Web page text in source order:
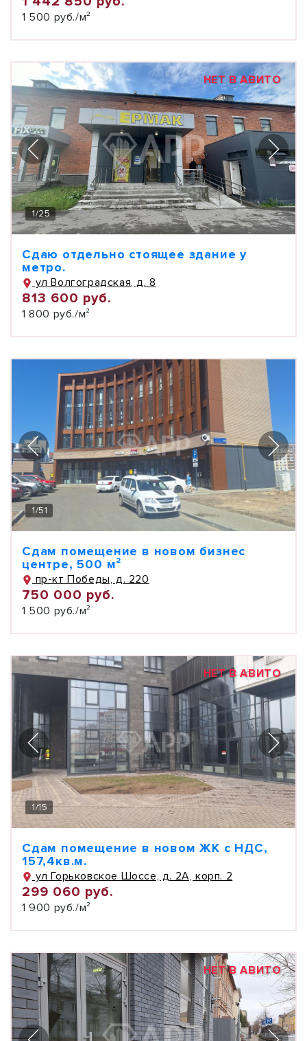
1 500 руб./м²
НЕТ В АВИТО
1/25
Cдаю отдельно стоящее здание у
метро.
ул Волгоградская, д. 8
813 600 руб.
1 800 руб./м²
1/51
Сдам помещение в новом бизнес
центре, 500 м²
пр-кт Победы, д. 220
750 000 руб.
1 500 руб./м²
НЕТ В АВИТО
1/15
Сдам помещение в новом ЖК с НДС,
157,4кв.м.
ул Горьковское Шоссе, д. 2А, корп. 2
299 060 руб.
1 900 руб./м²
НЕТ В АВИТО